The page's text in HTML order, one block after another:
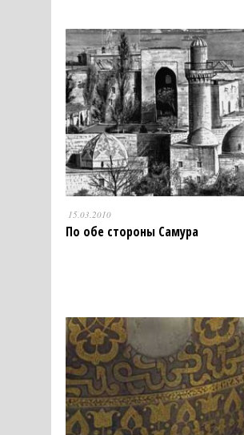
15.03.2010
По обе стороны Самура